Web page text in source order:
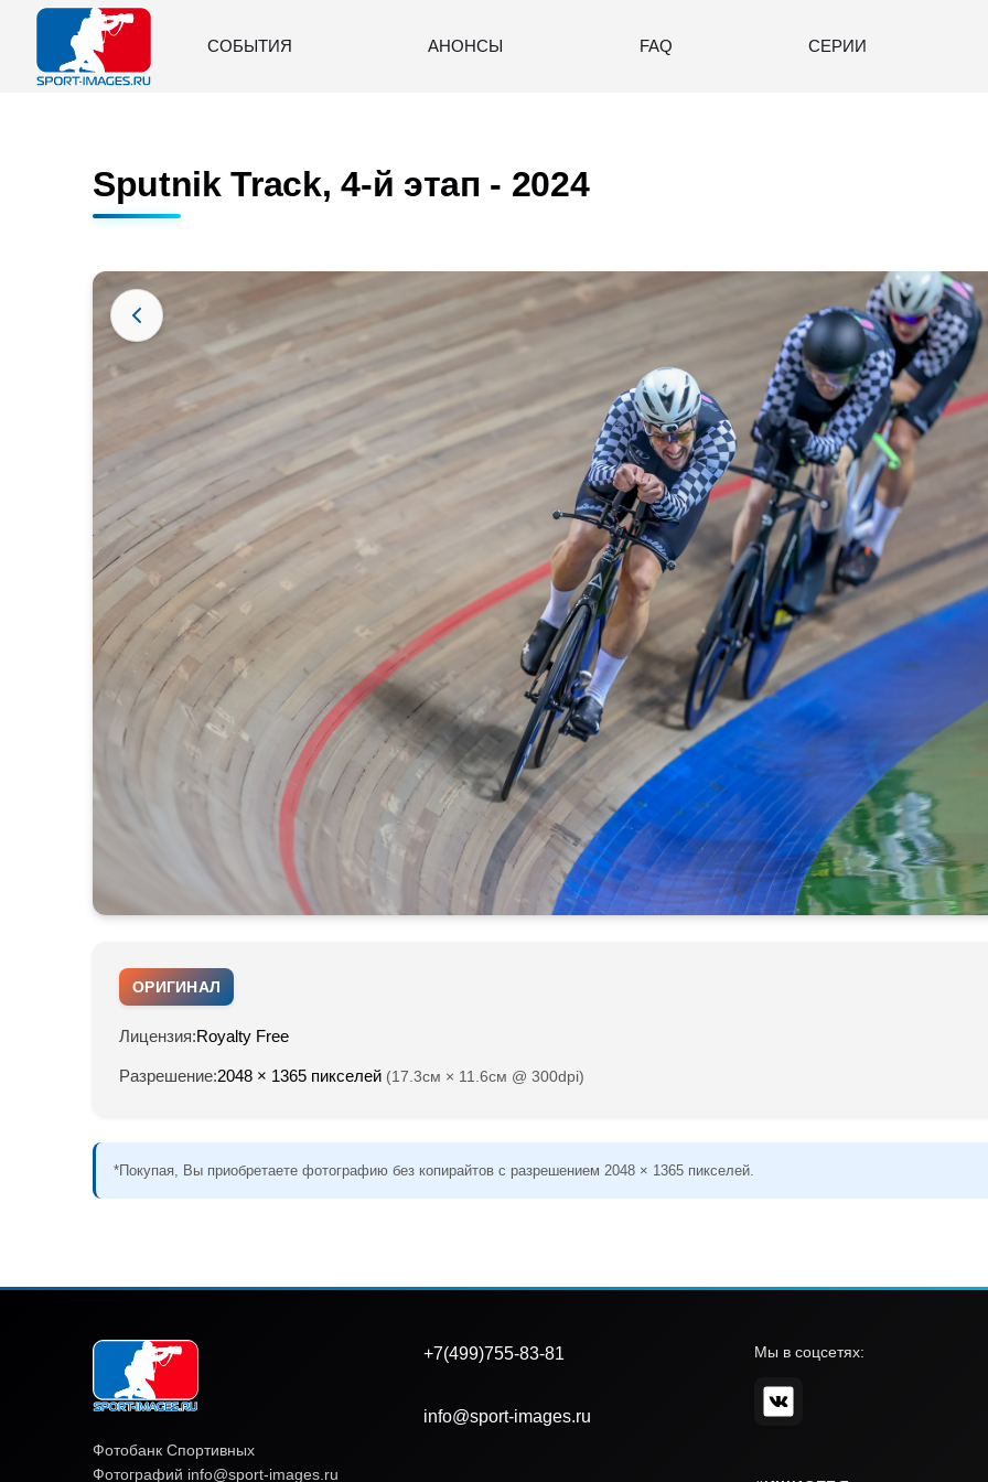
СОБЫТИЯ АНОНСЫ FAQ СЕРИИ
Sputnik Track, 4-й этап - 2024
ОРИГИНАЛ
Лицензия:Royalty Free
Разрешение:2048 × 1365 пикселей (17.3см × 11.6см @ 300dpi)
*Покупая, Вы приобретаете фотографию без копирайтов с разрешением 2048 × 1365 пикселей.
Фотобанк Спортивных
Фотографий info@sport-images.ru
+7(499)755-83-81
info@sport-images.ru
Мы в соцсетях: